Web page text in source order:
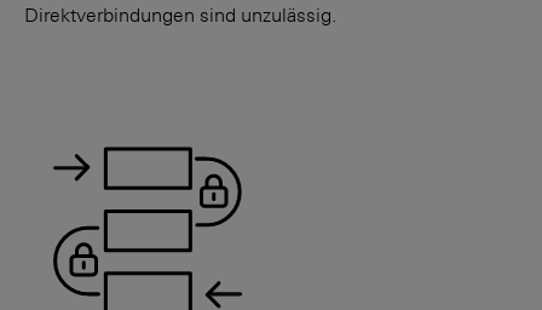
Direktverbindungen sind unzulässig.